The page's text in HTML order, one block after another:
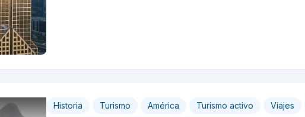
Historia Turismo América Turismo activo Viajes